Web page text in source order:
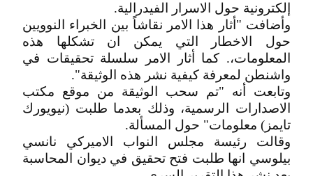
إلكترونية حول الاسرار الفيدرالية.
وأضافت "أثار هذا الامر نقاشاً بين الخبراء النوويين
حول الاخطار التي يمكن ان تشكلها هذه
المعلومات،. كما أثار الامر سلسلة تحقيقات في
واشنطن لمعرفة كيفية نشر هذه الوثيقة".
وتابعت أنه "تم سحب الوثيقة من موقع مكتب
الاصدارات الرسمية، وذلك بعدما طلبت (نيويورك
تايمز) معلومات" حول المسألة.
وقالت رئيسة مجلس النواب الاميركي نانسي
بيلوسي انها طلبت فتح تحقيق في ديوان المحاسبة